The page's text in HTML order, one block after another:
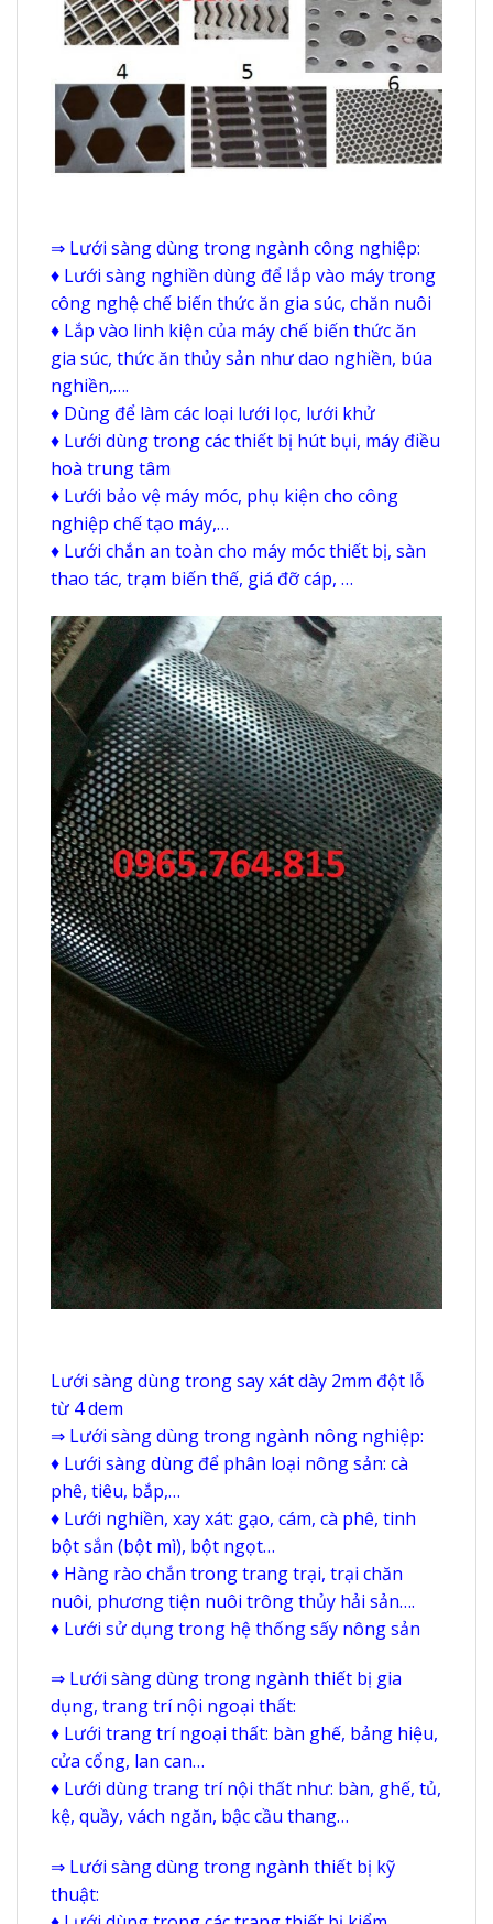
⇒ Lưới sàng dùng trong ngành công nghiệp:
♦ Lưới sàng nghiền dùng để lắp vào máy trong
công nghệ chế biến thức ăn gia súc, chăn nuôi
♦ Lắp vào linh kiện của máy chế biến thức ăn
gia súc, thức ăn thủy sản như dao nghiền, búa
nghiền,….
♦ Dùng để làm các loại lưới lọc, lưới khử
♦ Lưới dùng trong các thiết bị hút bụi, máy điều
hoà trung tâm
♦ Lưới bảo vệ máy móc, phụ kiện cho công
nghiệp chế tạo máy,…
♦ Lưới chắn an toàn cho máy móc thiết bị, sàn
thao tác, trạm biến thế, giá đỡ cáp, …
Lưới sàng dùng trong say xát dày 2mm đột lỗ
từ 4 dem
⇒ Lưới sàng dùng trong ngành nông nghiệp:
♦ Lưới sàng dùng để phân loại nông sản: cà
phê, tiêu, bắp,…
♦ Lưới nghiền, xay xát: gạo, cám, cà phê, tinh
bột sắn (bột mì), bột ngọt…
♦ Hàng rào chắn trong trang trại, trại chăn
nuôi, phương tiện nuôi trông thủy hải sản….
♦ Lưới sử dụng trong hệ thống sấy nông sản
⇒ Lưới sàng dùng trong ngành thiết bị gia
dụng, trang trí nội ngoại thất:
♦ Lưới trang trí ngoại thất: bàn ghế, bảng hiệu,
cửa cổng, lan can…
♦ Lưới dùng trang trí nội thất như: bàn, ghế, tủ,
kệ, quầy, vách ngăn, bậc cầu thang…
⇒ Lưới sàng dùng trong ngành thiết bị kỹ
thuật: